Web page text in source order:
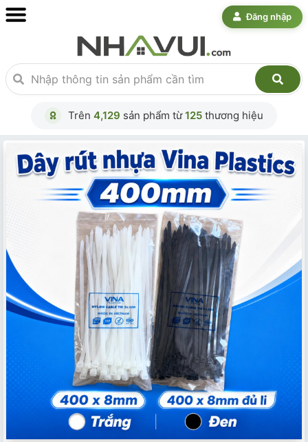
Đăng nhập
Trên 4,129 sản phẩm từ125 thương hiệu